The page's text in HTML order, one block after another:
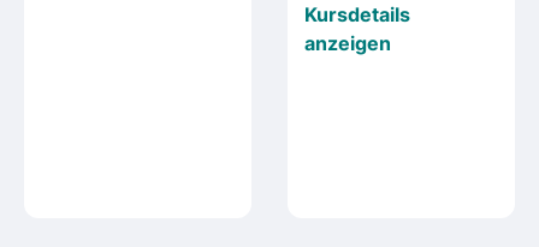
Kursdetails
anzeigen